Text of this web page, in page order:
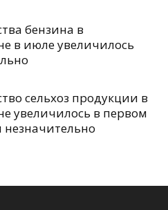
бензина в
в июле увеличилось
сельхоз продукции в
увеличилось в первом
незначительно